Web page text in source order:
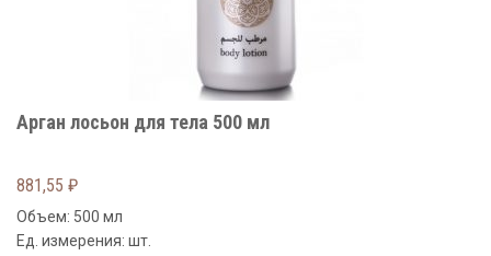
Арган лосьон для тела 500 мл
881,55 ₽
Объем: 500 мл
Ед. измерения: шт.